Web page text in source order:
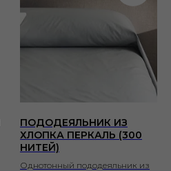
ПОДОДЕЯЛЬНИК ИЗ
ХЛОПКА ПЕРКАЛЬ (300
НИТЕЙ)
Однотонный пододеяльник из